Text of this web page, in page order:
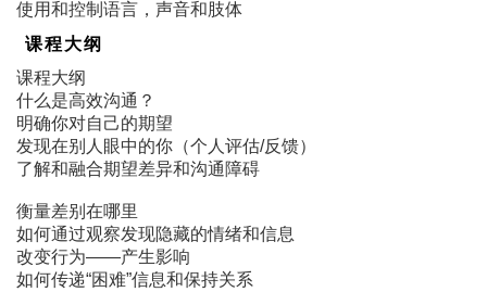
使用和控制语言，声音和肢体
课程大纲
课程大纲
什么是高效沟通？
明确你对自己的期望
发现在别人眼中的你（个人评估/反馈）
了解和融合期望差异和沟通障碍
衡量差别在哪里
如何通过观察发现隐藏的情绪和信息
改变行为――产生影响
如何传递“困难”信息和保持关系